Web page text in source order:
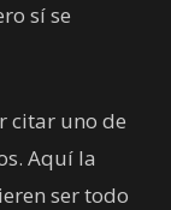
sí se
citar uno de
Aquí la
ser todo